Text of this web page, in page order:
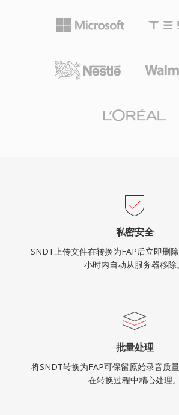
私密安全
SNDT上传文件在转换为FAP后立即删
小时内自动从服务器移除。
批量处理
将SNDT转换为FAP可保留原始录音质
在转换过程中精心处理。